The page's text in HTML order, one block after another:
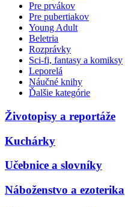
Pre prvákov
Pre pubertiakov
Young Adult
Beletria
Rozprávky
Sci-fi, fantasy a komiksy
Leporelá
Náučné knihy
Ďalšie kategórie
Životopisy a reportáže
Kuchárky
Učebnice a slovníky
Náboženstvo a ezoterika